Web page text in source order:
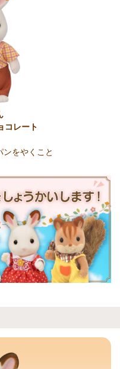
コレート
をやくこと